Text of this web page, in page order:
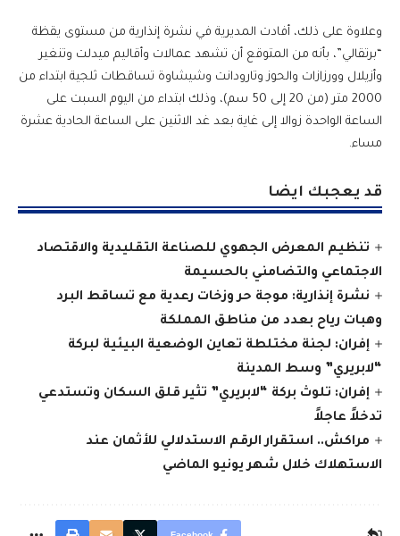
وعلاوة على ذلك، أفادت المديرية في نشرة إنذارية من مستوى يقظة
“برتقالي”، بأنه من المتوقع أن تشهد عمالات وأقاليم ميدلت وتنغير
وأزيلال وورزازات والحوز وتارودانت وشيشاوة تساقطات ثلجية ابتداء من
2000 متر (من 20 إلى 50 سم)، وذلك ابتداء من اليوم السبت على
الساعة الواحدة زوالا إلى غاية بعد غد الاثنين على الساعة الحادية عشرة
مساء.
قد يعجبك ايضا
تنظيم المعرض الجهوي للصناعة التقليدية والاقتصاد
الاجتماعي والتضامني بالحسيمة
نشرة إنذارية: موجة حر وزخات رعدية مع تساقط البرد
وهبات رياح بعدد من مناطق المملكة
إفران: لجنة مختلطة تعاين الوضعية البيئية لبركة
“لابريري” وسط المدينة
إفران: تلوث بركة “لابريري” تثير قلق السكان وتستدعي
تدخلاً عاجلاً
مراكش.. استقرار الرقم الاستدلالي للأثمان عند
الاستهلاك خلال شهر يونيو الماضي